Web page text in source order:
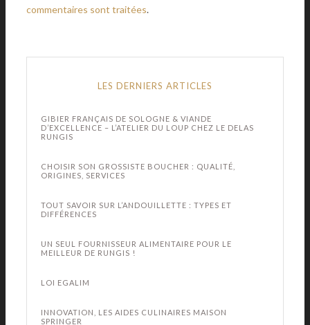
commentaires sont traitées.
LES DERNIERS ARTICLES
GIBIER FRANÇAIS DE SOLOGNE & VIANDE
D’EXCELLENCE – L’ATELIER DU LOUP CHEZ LE DELAS
RUNGIS
CHOISIR SON GROSSISTE BOUCHER : QUALITÉ,
ORIGINES, SERVICES
TOUT SAVOIR SUR L’ANDOUILLETTE : TYPES ET
DIFFÉRENCES
UN SEUL FOURNISSEUR ALIMENTAIRE POUR LE
MEILLEUR DE RUNGIS !
LOI EGALIM
INNOVATION, LES AIDES CULINAIRES MAISON
SPRINGER